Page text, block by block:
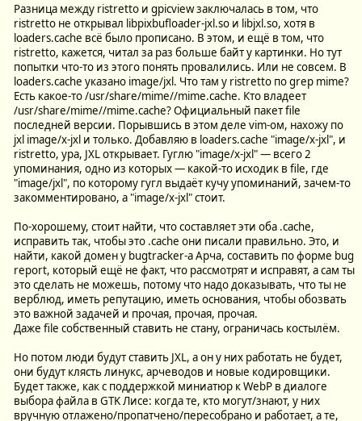
Разница между ristretto и gpicview заключалась в том, что
ristretto не открывал libpixbufloader-jxl.so и libjxl.so, хотя в
loaders.cache всё было прописано. В этом, и ещё в том, что
ristretto, кажется, читал за раз больше байт у картинки. Но тут
попытки что-то из этого понять провалились. Или не совсем. В
loaders.cache указано image/jxl. Что там у ristretto по grep mime?
Есть какое-то /usr/share/mime//mime.cache. Кто владеет
/usr/share/mime//mime.cache? Официальный пакет file
последней версии. Порывшись в этом деле vim-ом, нахожу по
jxl image/x-jxl и только. Добавляю в loaders.cache "image/x-jxl", и
ristretto, ура, JXL открывает. Гуглю "image/x-jxl" — всего 2
упоминания, одно из которых — какой-то исходик в file, где
"image/jxl", по которому гугл выдаёт кучу упоминаний, зачем-то
закомментировано, а "image/x-jxl" стоит.
По-хорошему, стоит найти, что составляет эти оба .cache,
исправить так, чтобы это .cache они писали правильно. Это, и
найти, какой домен у bugtracker-а Арча, составить по форме bug
report, который ещё не факт, что рассмотрят и исправят, а сам ты
это сделать не можешь, потому что надо доказывать, что ты не
верблюд, иметь репутацию, иметь основания, чтобы обозвать
это важной задачей и прочая, прочая, прочая.
Даже file собственный ставить не стану, ограничась костылём.
Но потом люди будут ставить JXL, а он у них работать не будет,
они будут клясть линукс, арчеводов и новые кодировщики.
Будет также, как с поддержкой миниатюр к WebP в диалоге
выбора файла в GTK Лисе: когда те, кто могут/знают, у них
вручную отлажено/пропатчено/пересобрано и работает, а те,